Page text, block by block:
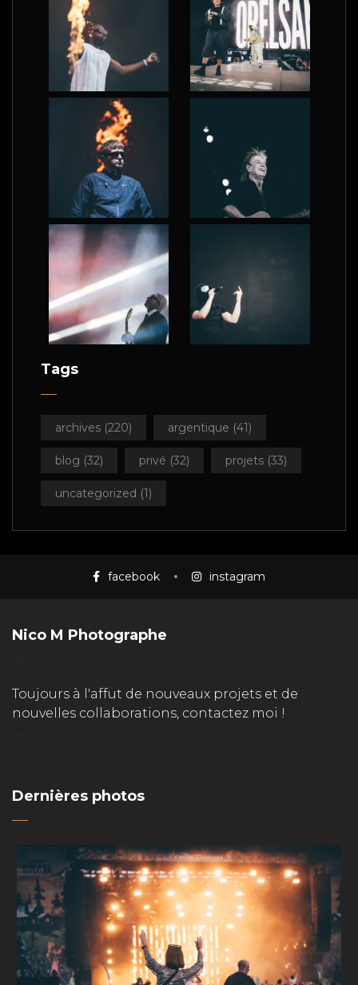
Tags
archives (220) argentique (41)
blog (32) privé (32) projets (33)
uncategorized (1)
facebook instagram
Nico M Photographe
Toujours à l'affut de nouveaux projets et de
nouvelles collaborations, contactez moi !
Dernières photos